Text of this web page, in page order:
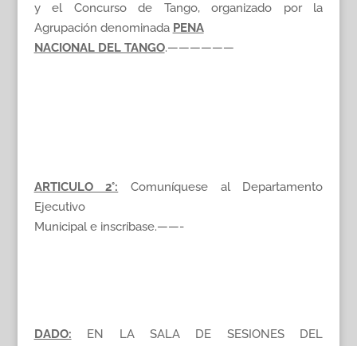
y el Concurso de Tango, organizado por la
Agrupación denominada PENA
NACIONAL DEL TANGO.——————
ARTICULO 2°: Comuníquese al Departamento
Ejecutivo
Municipal e inscríbase.——-
DADO: EN LA SALA DE SESIONES DEL